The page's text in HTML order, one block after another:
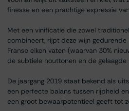
finesse en een prachtige expressie
Met een vinificatie die zowel
combineert, rijpt deze wijn
Franse eiken vaten (waarvan 30%
de subtiele houttonen en de
De jaargang 2019 staat bekend als
een perfecte balans tussen rijpheid
een groot bewaarpotentieel geeft tot